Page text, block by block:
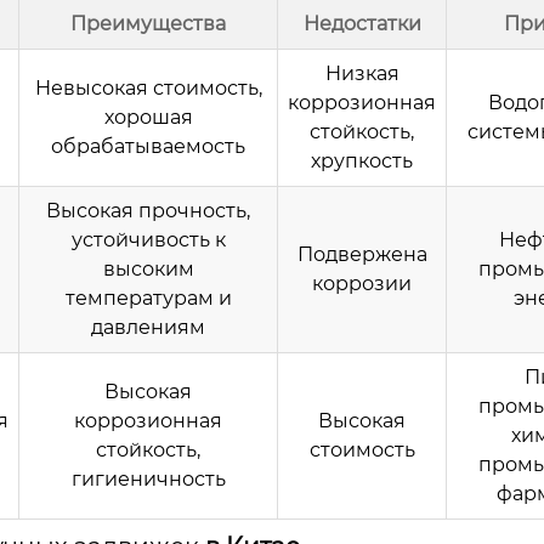
Преимущества Недостатки
Невысокая стоимость,
хорошая
обрабатываемость
Низкая
коррозионная
стойкость,
хрупкость
Высокая прочность,
устойчивость к
высоким
температурам и
давлениям
Подвержена
коррозии
Высокая
коррозионная
стойкость,
гигиеничность
Высокая
стоимость